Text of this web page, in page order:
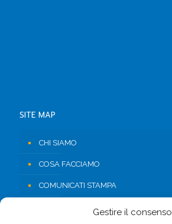
Gestire il consenso
SITE MAP
CHI SIAMO
COSA FACCIAMO
COMUNICATI STAMPA